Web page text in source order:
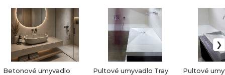
Betonové umyvadlo
Pultové umyvadlo Tray
Pultové